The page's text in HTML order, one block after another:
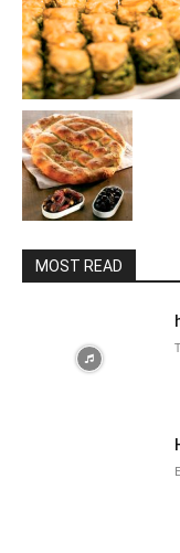
MOST READ